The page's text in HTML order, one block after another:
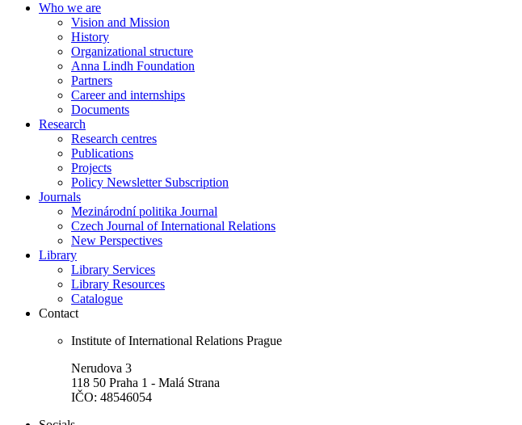
Who we are
Vision and Mission
History
Organizational structure
Anna Lindh Foundation
Partners
Career and internships
Documents
Research
Research centres
Publications
Projects
Policy Newsletter Subscription
Journals
Mezinárodní politika Journal
Czech Journal of International Relations
New Perspectives
Library
Library Services
Library Resources
Catalogue
Contact
Institute of International Relations Prague
Nerudova 3
118 50 Praha 1 - Malá Strana
IČO: 48546054